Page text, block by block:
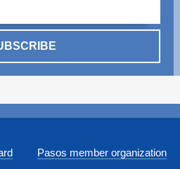
Pasos member organization